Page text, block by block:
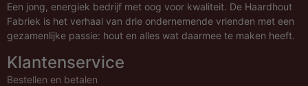
Een jong, energiek bedrijf met oog voor kwaliteit. De Haardhout
Fabriek is het verhaal van drie ondernemende vrienden met een
gezamenlijke passie: hout en alles wat daarmee te maken heeft.
Klantenservice
Bestellen en betalen